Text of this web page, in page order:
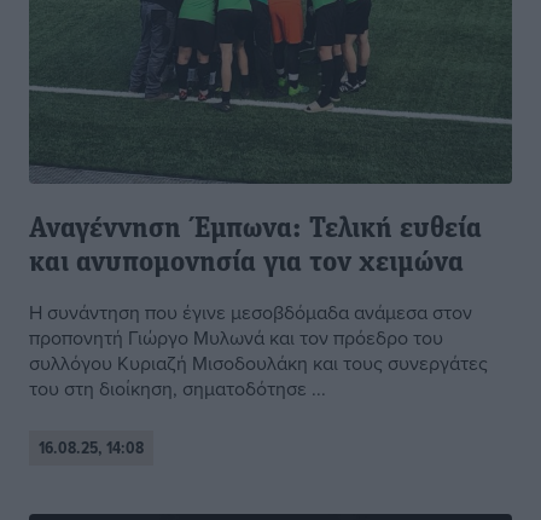
Αναγέννηση Έμπωνα: Τελική ευθεία
και ανυπομονησία για τον χειμώνα
Η συνάντηση που έγινε μεσοβδόμαδα ανάμεσα στον
προπονητή Γιώργο Μυλωνά και τον πρόεδρο του
συλλόγου Κυριαζή Μισοδουλάκη και τους συνεργάτες
του στη διοίκηση, σηματοδότησε ...
16.08.25, 14:08